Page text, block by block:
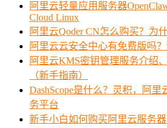
阿里云轻量应用服务器
Cloud Linux
阿里云Qoder CN怎么购买？为
阿里云云安全中心有免费版吗
阿里云KMS密钥管理服务介绍
（新手指南）
DashScope是什么？灵积，阿里
务平台
新手小白如何购买阿里云服务